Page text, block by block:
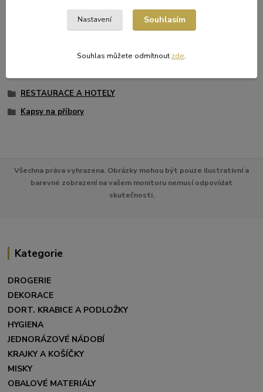
Zboží zařazeno v kategoriích
UBROUSKY A UBRUSY
RESTAURACE A HOTELY
Kapsy na příbory
Všechna práva vyhrazena. Obrázky mohou být pouze ilustrativní a
barevné zobrazení na vašem monitoru nemusí odpovídat
skutečnosti.
Kategorie
DROGERIE
DEKORACE
DORT. KRABICE A PODLOŽKY
HYGIENA
JEDNORÁZOVÉ NÁDOBÍ
KRAJKY A KOŠÍČKY
MISKY
OBALOVÉ MATERIÁLY
Nastavení Souhlasím
Souhlas můžete odmítnout zde.